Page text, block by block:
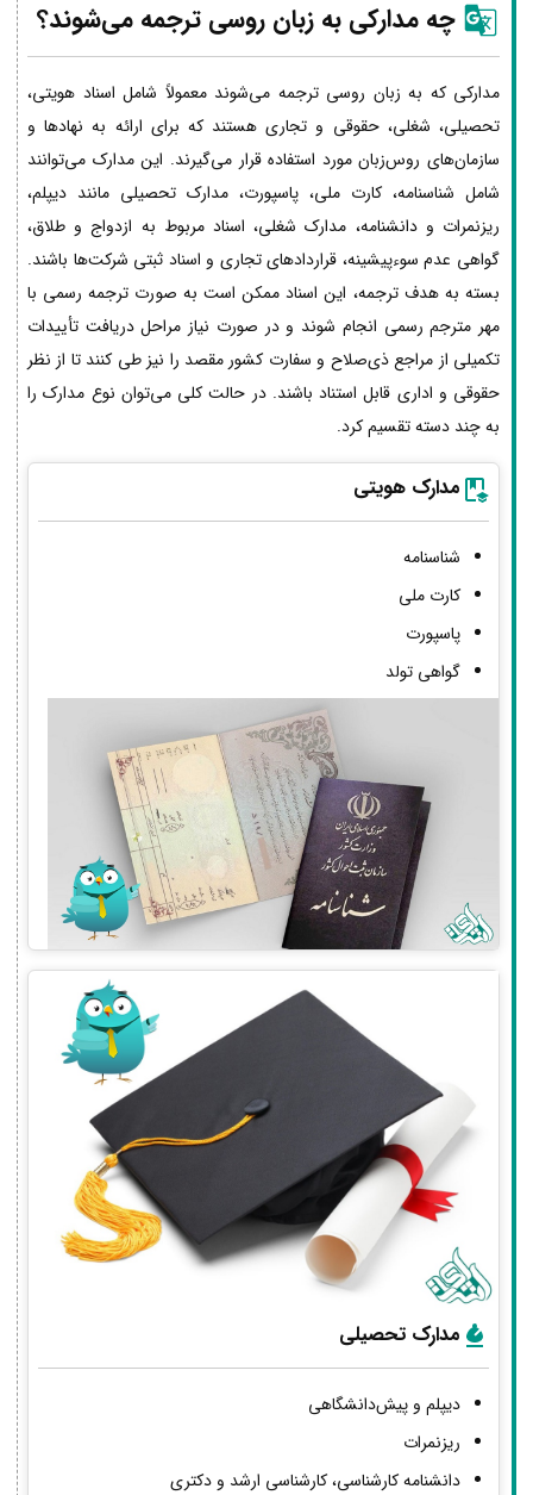
چه مدارکی به زبان روسی ترجمه می‌شوند؟
مدارکی که به زبان روسی ترجمه می‌شوند معمولاً شامل اسناد هویتی،
تحصیلی، شغلی، حقوقی و تجاری هستند که برای ارائه به نهادها و
سازمان‌های روس‌زبان مورد استفاده قرار می‌گیرند. این مدارک می‌توانند
شامل شناسنامه، کارت ملی، پاسپورت، مدارک تحصیلی مانند دیپلم،
ریزنمرات و دانشنامه، مدارک شغلی، اسناد مربوط به ازدواج و طلاق،
گواهی عدم سوءپیشینه، قراردادهای تجاری و اسناد ثبتی شرکت‌ها باشند.
بسته به هدف ترجمه، این اسناد ممکن است به صورت ترجمه رسمی با
مهر مترجم رسمی انجام شوند و در صورت نیاز مراحل دریافت تأییدات
تکمیلی از مراجع ذی‌صلاح و سفارت کشور مقصد را نیز طی کنند تا از نظر
حقوقی و اداری قابل استناد باشند. در حالت کلی می‌توان نوع مدارک را
به چند دسته تقسیم کرد.
مدارک هویتی
شناسنامه
کارت ملی
پاسپورت
گواهی تولد
مدارک تحصیلی
دیپلم و پیش‌دانشگاهی
ریزنمرات
دانشنامه کارشناسی، کارشناسی ارشد و دکتری